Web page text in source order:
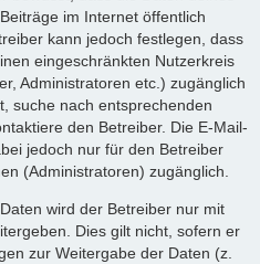
im Internet öffentlich
kann jedoch festlegen, dass
eingeschränkten Nutzerkreis
Administratoren etc.) zugänglich
suche nach entsprechenden
den Betreiber. Die E-Mail-
jedoch nur für den Betreiber
(Administratoren) zugänglich.
wird der Betreiber nur mit
Dies gilt nicht, sofern er
zur Weitergabe der Daten (z.